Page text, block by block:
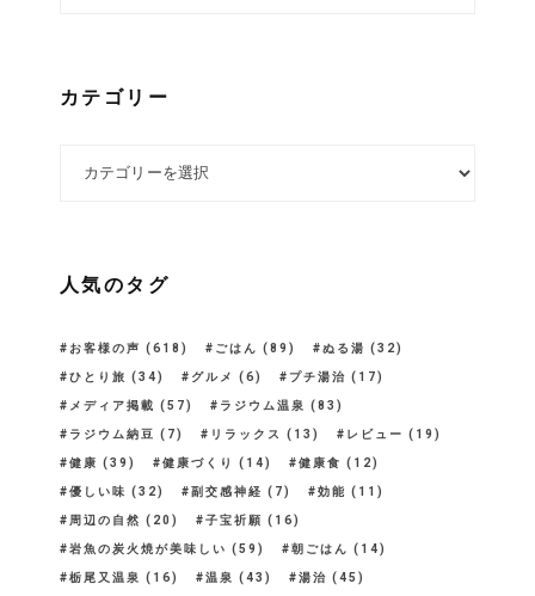
カテゴリー
人気のタグ
お客様の声 (618) ごはん (89) ぬる湯 (32)
ひとり旅 (34) グルメ (6) プチ湯治 (17)
メディア掲載 (57) ラジウム温泉 (83)
ラジウム納豆 (7) リラックス (13) レビュー (19)
健康 (39) 健康づくり (14) 健康食 (12)
優しい味 (32) 副交感神経 (7) 効能 (11)
周辺の自然 (20) 子宝祈願 (16)
岩魚の炭火焼が美味しい (59) 朝ごはん (14)
栃尾又温泉 (16) 温泉 (43) 湯治 (45)